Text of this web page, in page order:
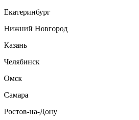
Екатеринбург
Нижний Новгород
Казань
Челябинск
Омск
Самара
Ростов-на-Дону